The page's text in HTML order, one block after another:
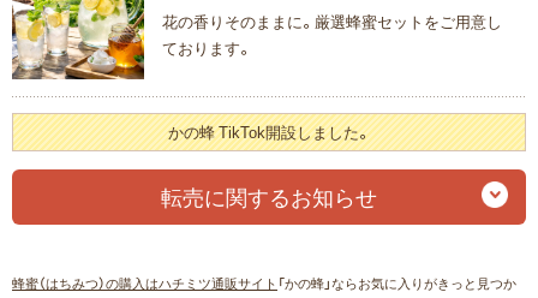
花の香りそのままに。厳選蜂蜜セットをご用意し
ております。
かの蜂 TikTok開設しました。
転売に関するお知らせ
蜂蜜（はちみつ）の購入はハチミツ通販サイト 「かの蜂」ならお気に入りがきっと見つか